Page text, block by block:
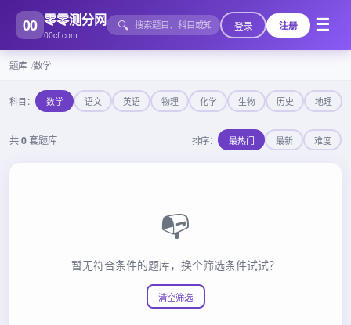
00 零零测分网
00cf.com
🔍 登录 注册 ☰
题库 数学
科目： 数学 语文 英语 物理 化学 生物 历史 地理
共0套题库 排序： 最热门 最新 难度
📭
暂无符合条件的题库，换个筛选条件试试？
清空筛选